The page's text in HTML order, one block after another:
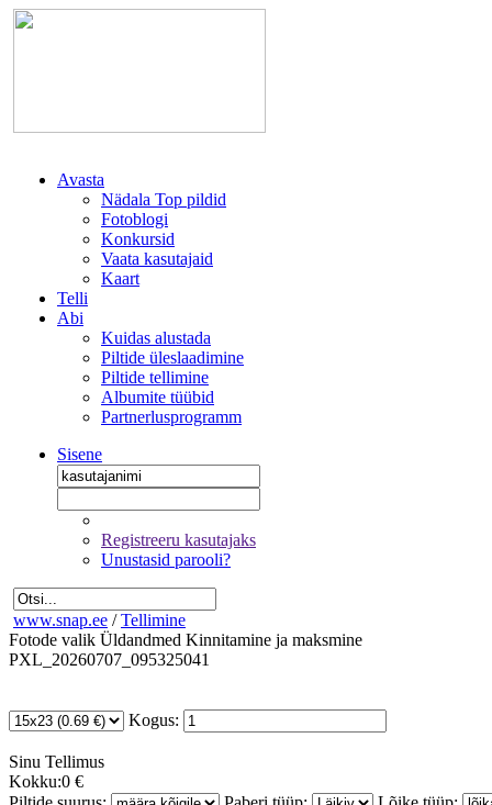
Avasta
Nädala Top pildid
Fotoblogi
Konkursid
Vaata kasutajaid
Kaart
Telli
Abi
Kuidas alustada
Piltide üleslaadimine
Piltide tellimine
Albumite tüübid
Partnerlusprogramm
Sisene
Registreeru kasutajaks
Unustasid parooli?
www.snap.ee / Tellimine
Fotode valik Üldandmed Kinnitamine ja maksmine
PXL_20260707_095325041
Kogus:
Sinu Tellimus
Kokku:0 €